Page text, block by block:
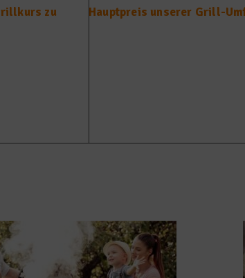
zu
Hauptpreis unserer Grill-